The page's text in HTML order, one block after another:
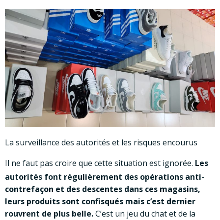
La surveillance des autorités et les risques encourus
Il ne faut pas croire que cette situation est ignorée. Les
autorités font régulièrement des opérations anti-
contrefaçon et des descentes dans ces magasins,
leurs produits sont confisqués mais c’est dernier
rouvrent de plus belle.C’est un jeu du chat et de la